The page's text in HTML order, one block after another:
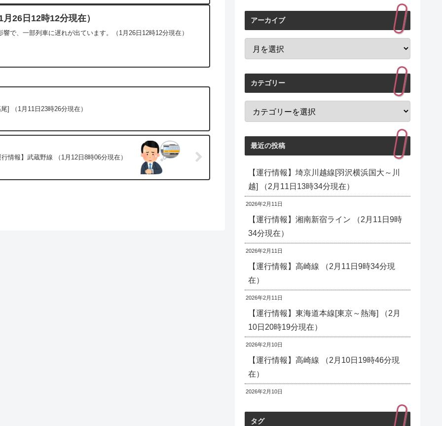
26日12時12分現在）
で、一部列車に遅れが出ています。（1月26日12時12分現在）
] （1月11日23時26分現在）
行情報】武蔵野線 （1月12日8時06分現在）
アーカイブ
カテゴリー
最近の投稿
【運行情報】埼京川越線[羽沢横浜国大～川
越] （2月11日13時34分現在）
2026年2月11日
【運行情報】湘南新宿ライン （2月11日9時
34分現在）
2026年2月11日
【運行情報】高崎線 （2月11日9時34分現
在）
2026年2月11日
【運行情報】東海道本線[東京～熱海] （2月
10日20時19分現在）
2026年2月10日
【運行情報】高崎線 （2月10日19時46分現
在）
2026年2月10日
タグ